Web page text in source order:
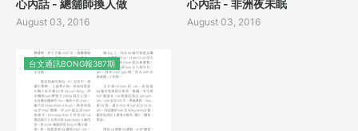
心內話 - 總舖師換人做
August 03, 2016
心內話 - 非洲夜未眠
August 03, 2016
台文通訊BONG報387期